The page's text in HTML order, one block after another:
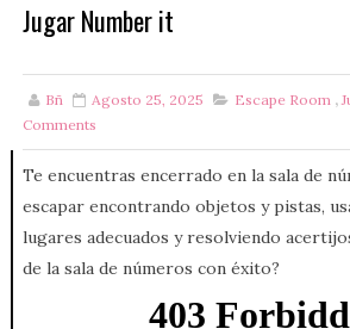
Jugar Number it
Bñ Agosto 25, 2025 Escape Room ,
Comments
Te encuentras encerrado en la sala de
escapar encontrando objetos y pistas,
lugares adecuados y resolviendo
de la sala de números con éxito?